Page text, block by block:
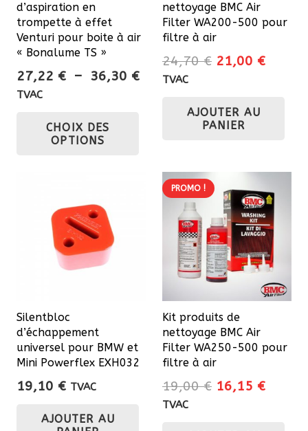
d’aspiration en
trompette à effet
Venturi pour boite à air
« Bonalume TS »
27,22 € – 36,30 €Plage
TVAC
CHOIX DES
OPTIONS
plusieurs
variations.
options
peuvent
page
produit
nettoyage BMC Air
Filter WA200-500 pour
filtre à air
24,70€ Le
était :
24,70 €.
21,00 €Le
TVAC
AJOUTER AU
PANIER
Silentbloc
d’échappement
universel pour BMW et
Mini Powerflex EXH032
19,10 € TVAC
AJOUTER AU
PROMO !
Kit produits de
nettoyage BMC Air
Filter WA250-500 pour
filtre à air
19,00€ Le
16,15 €Le
TVAC